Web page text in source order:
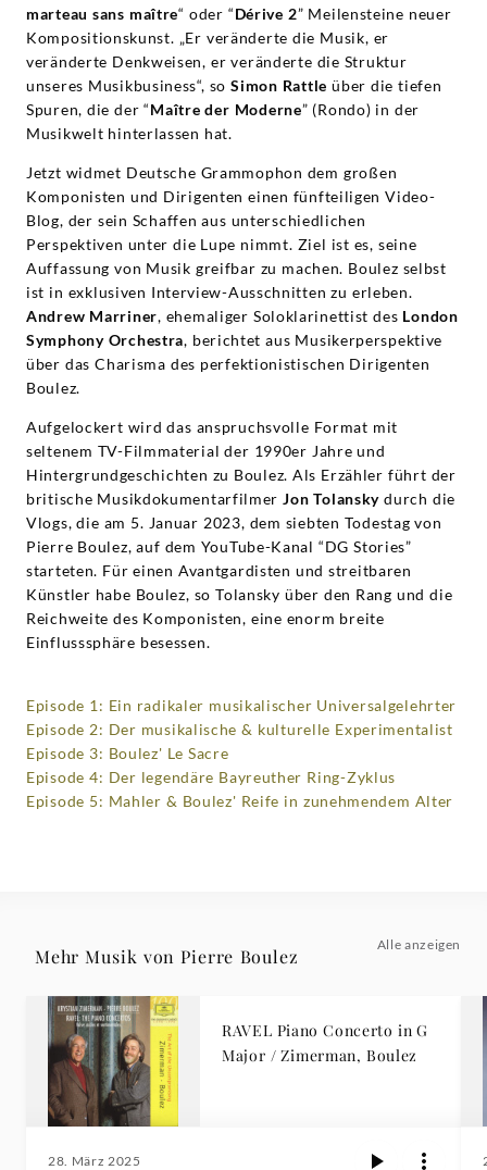
marteau sans maître“ oder “Dérive 2” Meilensteine neuer
Kompositionskunst. „Er veränderte die Musik, er
veränderte Denkweisen, er veränderte die Struktur
unseres Musikbusiness“, so Simon Rattle über die tiefen
Spuren, die der “Maître der Moderne” (Rondo) in der
Musikwelt hinterlassen hat.
Jetzt widmet Deutsche Grammophon dem großen
Komponisten und Dirigenten einen fünfteiligen Video-
Blog, der sein Schaffen aus unterschiedlichen
Perspektiven unter die Lupe nimmt. Ziel ist es, seine
Auffassung von Musik greifbar zu machen. Boulez selbst
ist in exklusiven Interview-Ausschnitten zu erleben.
Andrew Marriner, ehemaliger Soloklarinettist des London
Symphony Orchestra, berichtet aus Musikerperspektive
über das Charisma des perfektionistischen Dirigenten
Boulez.
Aufgelockert wird das anspruchsvolle Format mit
seltenem TV-Filmmaterial der 1990er Jahre und
Hintergrundgeschichten zu Boulez. Als Erzähler führt der
britische MusikdokumentarfilmerJon Tolanskydurch die
Vlogs, die am 5. Januar 2023, dem siebten Todestag von
Pierre Boulez, auf dem YouTube-Kanal “DG Stories”
starteten. Für einen Avantgardisten und streitbaren
Künstler habe Boulez, so Tolansky über den Rang und die
Reichweite des Komponisten, eine enorm breite
Einflusssphäre besessen.
Episode 1: Ein radikaler musikalischer Universalgelehrter
Episode 2: Der musikalische & kulturelle Experimentalist
Episode 3: Boulez' Le Sacre
Episode 4: Der legendäre Bayreuther Ring-Zyklus
Episode 5: Mahler & Boulez' Reife in zunehmendem Alter
Mehr Musik von Pierre Boulez
Alle anzeigen
RAVEL Piano Concerto in G
Major / Zimerman, Boulez
28. März 2025